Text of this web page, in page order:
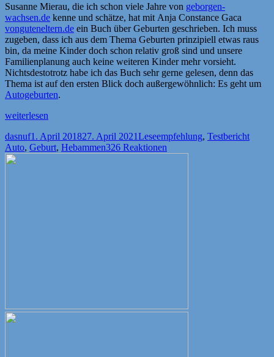
Susanne Mierau, die ich schon viele Jahre von geborgen-
wachsen.de kenne und schätze, hat mit Anja Constance Gaca
vonguteneltern.de ein Buch über Geburten geschrieben. Ich muss
zugeben, dass ich aus dem Thema Geburten prinzipiell etwas raus
bin, da meine Kinder doch schon relativ groß sind und unsere
Familienplanung auch keine weiteren Kinder mehr vorsieht.
Nichtsdestotrotz habe ich das Buch sehr gerne gelesen, denn das
Thema ist auf den ersten Blick doch außergewöhnlich: Es geht um
Autogeburten.
„[Rezension]
und
Hebammenmangel:
Autogeburten
weiterlesen
Autor
dasnufVeröffentlicht
am
1. April 201827. April 2021Kategorien
Leseempfehlung, Testbericht
Auto, Geburt, Hebammen326 Reaktionen